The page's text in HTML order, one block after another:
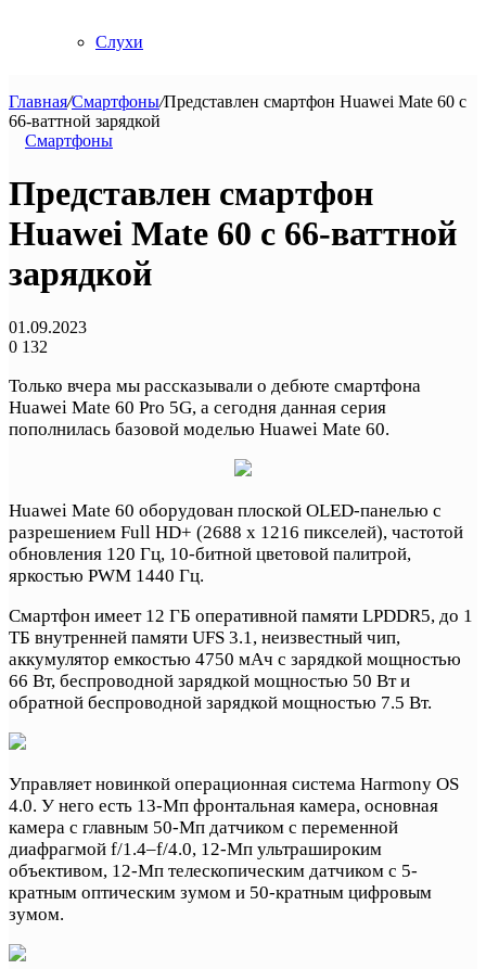
Слухи
Главная/Смартфоны/Представлен смартфон Huawei Mate 60 с
66-ваттной зарядкой
Смартфоны
Представлен смартфон
Huawei Mate 60 с 66-ваттной
зарядкой
01.09.2023
0 132
Только вчера мы рассказывали о дебюте смартфона
Huawei Mate 60 Pro 5G, а сегодня данная серия
пополнилась базовой моделью Huawei Mate 60.
Huawei Mate 60 оборудован плоской OLED-панелью с
разрешением Full HD+ (2688 x 1216 пикселей), частотой
обновления 120 Гц, 10-битной цветовой палитрой,
яркостью PWM 1440 Гц.
Смартфон имеет 12 ГБ оперативной памяти LPDDR5, до 1
ТБ внутренней памяти UFS 3.1, неизвестный чип,
аккумулятор емкостью 4750 мАч с зарядкой мощностью
66 Вт, беспроводной зарядкой мощностью 50 Вт и
обратной беспроводной зарядкой мощностью 7.5 Вт.
Управляет новинкой операционная система Harmony OS
4.0. У него есть 13-Мп фронтальная камера, основная
камера с главным 50-Мп датчиком с переменной
диафрагмой f/1.4–f/4.0, 12-Мп ультрашироким
объективом, 12-Мп телескопическим датчиком с 5-
кратным оптическим зумом и 50-кратным цифровым
зумом.